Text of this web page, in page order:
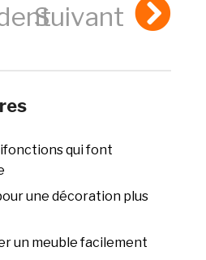
Suivant
qui font
une décoration plus
un meuble facilement